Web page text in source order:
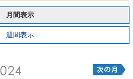
月間表示
週間表示